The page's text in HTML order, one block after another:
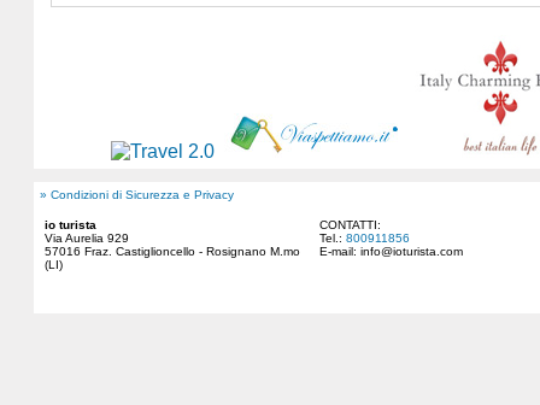
» Condizioni di Sicurezza e Privacy
io turista
Via Aurelia 929
57016 Fraz. Castiglioncello - Rosignano M.mo
(LI)
CONTATTI:
Tel.: 800911856
E-mail: info@ioturista.com